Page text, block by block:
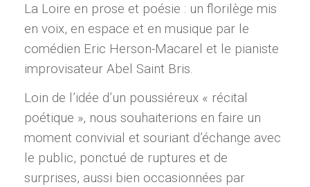
La Loire en prose et poésie : un florilège mis
en voix, en espace et en musique par le
comédien Eric Herson-Macarel et le pianiste
improvisateur Abel Saint Bris.
Loin de l’idée d’un poussiéreux « récital
poétique », nous souhaiterions en faire un
moment convivial et souriant d’échange avec
le public, ponctué de ruptures et de
surprises, aussi bien occasionnées par